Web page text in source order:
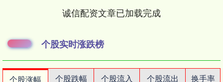
诚信配资文章已加载完成
个股实时涨跌榜
个股涨幅 个股跌幅 个股流入 个股流出
换手率